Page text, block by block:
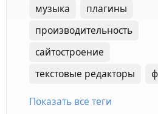
музыка
плагины
производительность
сайтостроение
текстовые редакторы
Показать все теги